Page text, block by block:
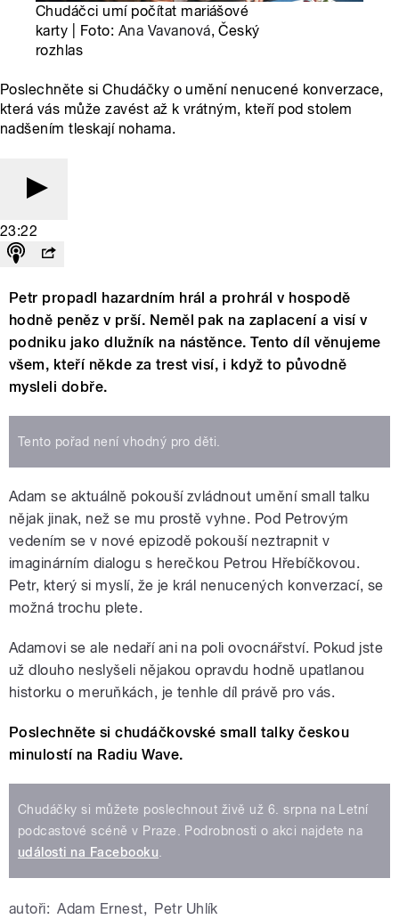
Chudáčci umí počítat mariášové
karty | Foto: Ana Vavanová, Český
rozhlas
Poslechněte si Chudáčky o umění nenucené konverzace,
která vás může zavést až k vrátným, kteří pod stolem
nadšením tleskají nohama.
23:22
Petr propadl hazardním hrál a prohrál v hospodě
hodně peněz v prší. Neměl pak na zaplacení a visí v
podniku jako dlužník na nástěnce. Tento díl věnujeme
všem, kteří někde za trest visí, i když to původně
mysleli dobře.
Tento pořad není vhodný pro děti.
Adam se aktuálně pokouší zvládnout umění small talku
nějak jinak, než se mu prostě vyhne. Pod Petrovým
vedením se v nové epizodě pokouší neztrapnit v
imaginárním dialogu s herečkou Petrou Hřebíčkovou.
Petr, který si myslí, že je král nenucených konverzací, se
možná trochu plete.
Adamovi se ale nedaří ani na poli ovocnářství. Pokud jste
už dlouho neslyšeli nějakou opravdu hodně upatlanou
historku o meruňkách, je tenhle díl právě pro vás.
Poslechněte si chudáčkovské small talky českou
minulostí na Radiu Wave.
Chudáčky si můžete poslechnout živě už 6. srpna na Letní
podcastové scéně v Praze. Podrobnosti o akci najdete na
události na Facebooku.
autoři: Adam Ernest, Petr Uhlík